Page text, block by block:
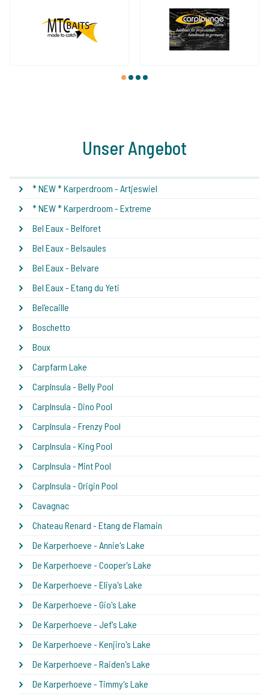
1 2 3 4
Unser Angebot
* NEW * Karperdroom - Artjeswiel
* NEW * Karperdroom - Extreme
Bel Eaux - Belforet
Bel Eaux - Belsaules
Bel Eaux - Belvare
Bel Eaux - Etang du Yeti
Bel'ecaille
Boschetto
Boux
Carpfarm Lake
CarpInsula - Belly Pool
CarpInsula - Dino Pool
CarpInsula - Frenzy Pool
CarpInsula - King Pool
CarpInsula - Mint Pool
CarpInsula - Origin Pool
Cavagnac
Chateau Renard - Etang de Flamain
De Karperhoeve - Annie's Lake
De Karperhoeve - Cooper's Lake
De Karperhoeve - Eliya's Lake
De Karperhoeve - Gio's Lake
De Karperhoeve - Jef's Lake
De Karperhoeve - Kenjiro's Lake
De Karperhoeve - Raiden's Lake
De Karperhoeve - Timmy's Lake